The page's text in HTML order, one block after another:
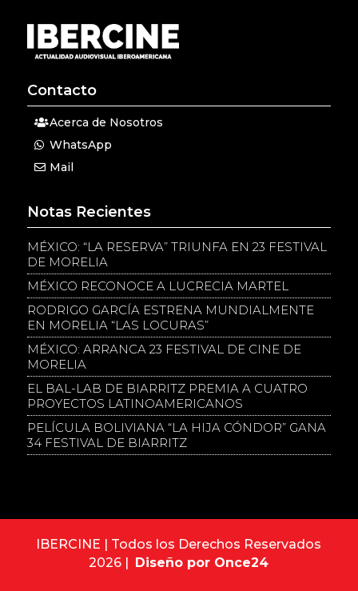
Contacto
Acerca de Nosotros
WhatsApp
Mail
Notas Recientes
MÉXICO: “LA RESERVA” TRIUNFA EN 23 FESTIVAL
DE MORELIA
MÉXICO RECONOCE A LUCRECIA MARTEL
RODRIGO GARCÍA ESTRENA MUNDIALMENTE
EN MORELIA “LAS LOCURAS”
MÉXICO: ARRANCA 23 FESTIVAL DE CINE DE
MORELIA
EL BAL-LAB DE BIARRITZ PREMIA A CUATRO
PROYECTOS LATINOAMERICANOS
PELÍCULA BOLIVIANA “LA HIJA CÓNDOR” GANA
34 FESTIVAL DE BIARRITZ
IBERCINE | Todos los Derechos Reservados
2026 | Diseño por Once24